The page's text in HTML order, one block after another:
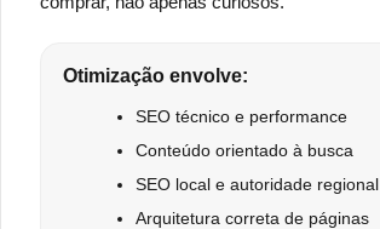
Otimização envolve:
SEO técnico e performance
Conteúdo orientado à busca
SEO local e autoridade regional
Arquitetura correta de páginas